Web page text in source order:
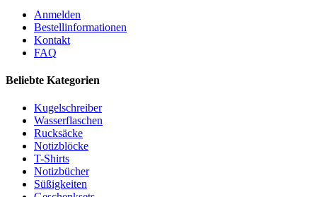
Anmelden
Bestellinformationen
Kontakt
FAQ
Beliebte Kategorien
Kugelschreiber
Wasserflaschen
Rucksäcke
Notizblöcke
T-Shirts
Notizbücher
Süßigkeiten